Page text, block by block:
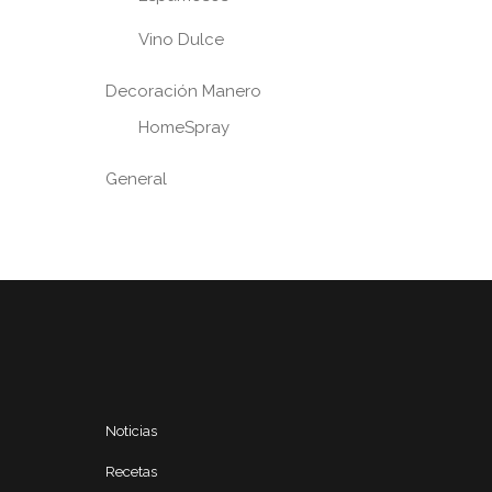
Vino Dulce
Decoración Manero
HomeSpray
General
Noticias
Recetas